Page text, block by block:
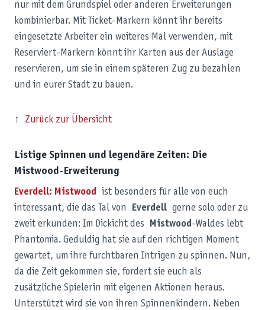
nur mit dem Grundspiel oder anderen Erweiterungen
kombinierbar. Mit Ticket-Markern könnt ihr bereits
eingesetzte Arbeiter ein weiteres Mal verwenden, mit
Reserviert-Markern könnt ihr Karten aus der Auslage
reservieren, um sie in einem späteren Zug zu bezahlen
und in eurer Stadt zu bauen.
↑ Zurück zur Übersicht
Listige Spinnen und legendäre Zeiten: Die
Mistwood-Erweiterung
Everdell: Mistwood ist besonders für alle von euch
interessant, die das Tal von
Everdell gerne solo oder zu
zweit erkunden: Im Dickicht des
Mistwood-Waldes lebt
Phantomia. Geduldig hat sie auf den richtigen Moment
gewartet, um ihre furchtbaren Intrigen zu spinnen. Nun,
da die Zeit gekommen sie, fordert sie euch als
zusätzliche Spielerin mit eigenen Aktionen heraus.
Unterstützt wird sie von ihren Spinnenkindern. Neben